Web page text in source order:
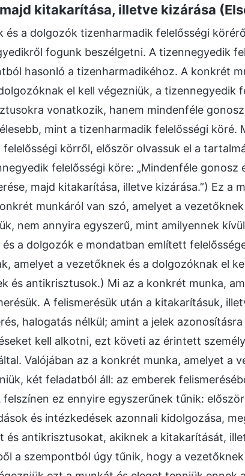
kitakarítása, illetve kizárása
és a dolgozók tizenharmadik felelősségi
fogunk beszélgetni. A tizennegyedik
hasonló a tizenharmadikéhoz. A konkrét
el kell végezniük, a tizennegyedik
vonatkozik, hanem mindenféle
mint a tizenharmadik felelősségi köré.
körről, először olvassuk el a
felelősségi köre: „Mindenféle gonosz
majd kitakarítása, illetve kizárása.”) Ez a
munkáról van szó, amelyet a vezetőknek
nem annyira egyszerű, mint amilyennek
a dolgozók e mondatban említett
amelyet a vezetőknek és a dolgozóknak el
és antikrisztusok.) Mi az a konkrét munka,
A felismerésük után a kitakarításuk,
halogatás nélkül; amint a jelek
kell alkotni, ezt követi az érintett
Valójában az a konkrét munka, amelyet a
két feladatból áll: az emberek
ez ennyire egyszerűnek tűnik:
és intézkedések azonnali kidolgozása,
és antikrisztusokat, akiknek a kitakarítását,
a szempontból úgy tűnik, hogy a vezetőknek